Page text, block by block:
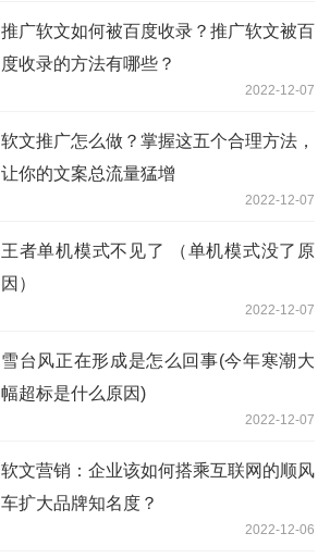
推广软文如何被百度收录？推广软文被百
度收录的方法有哪些？
2022-12-07
软文推广怎么做？掌握这五个合理方法，
让你的文案总流量猛增
2022-12-07
王者单机模式不见了 （单机模式没了原
因）
2022-12-07
雪台风正在形成是怎么回事(今年寒潮大
幅超标是什么原因)
2022-12-07
软文营销：企业该如何搭乘互联网的顺风
车扩大品牌知名度？
2022-12-06